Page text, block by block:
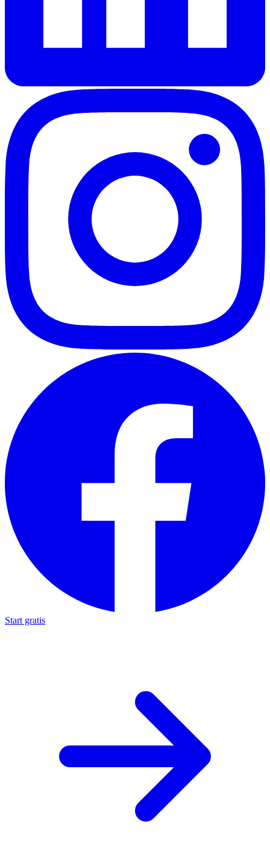
Start gratis